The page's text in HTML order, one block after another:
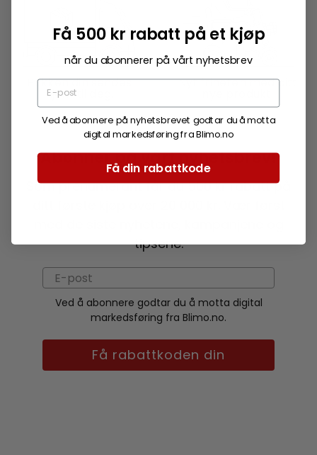
Pakken din sendes
hjem til deg.
Nyt friheten med ditt
Abonner på vårt nyhetsbrev!
Som prenumerant får du 500 kr rabatt på
tipsene.
Ved å abonnere godtar du å motta digital
markedsføring fra Blimo.no.
Få rabattkoden din
Få 500 kr rabatt på et kjøp
når du abonnerer på vårt nyhetsbrev
Ved å abonnere på nyhetsbrevet godtar du å motta
digital markedsføring fra Blimo.no
Få din rabattkode